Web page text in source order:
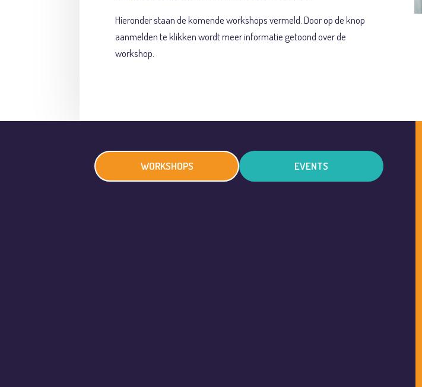
Hieronder staan de komende workshops vermeld. Door op de knop
aanmelden te klikken wordt meer informatie getoond over de
workshop.
WORKSHOPS EVENTS